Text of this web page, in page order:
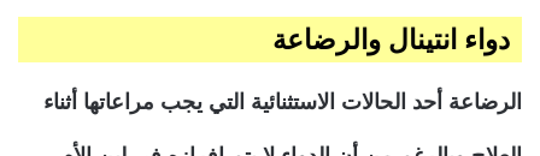
دواء انتينال والرضاعة
الرضاعة أحد الحالات الاستثنائية التي يجب مراعاتها أثناء